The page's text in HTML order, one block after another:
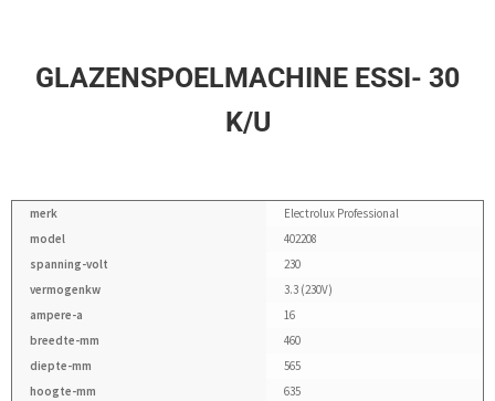
GLAZENSPOELMACHINE ESSI- 30
K/U
merk
Electrolux Professional
model
402208
spanning-volt
230
vermogenkw
3.3 (230V)
ampere-a
16
breedte-mm
460
diepte-mm
565
hoogte-mm
635